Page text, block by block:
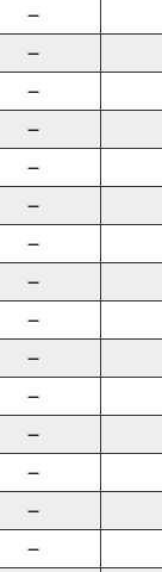
－
－
－
－
－
－
－
－
－
－
－
－
－
－
－